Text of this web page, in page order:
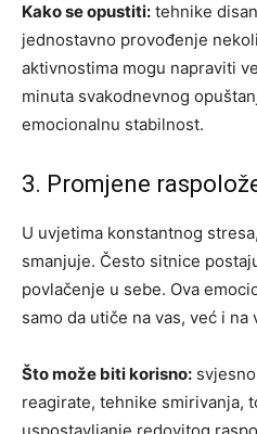
Kako se opustiti: tehnike
jednostavno provođenje
aktivnostima mogu napraviti
minuta svakodnevnog
emocionalnu stabilnost.
3. Promjene
U uvjetima konstantnog
smanjuje. Često sitnice
povlačenje u sebe. Ova
samo da utiče na vas, već i
Što može biti korisno:
reagirate, tehnike smirivanja,